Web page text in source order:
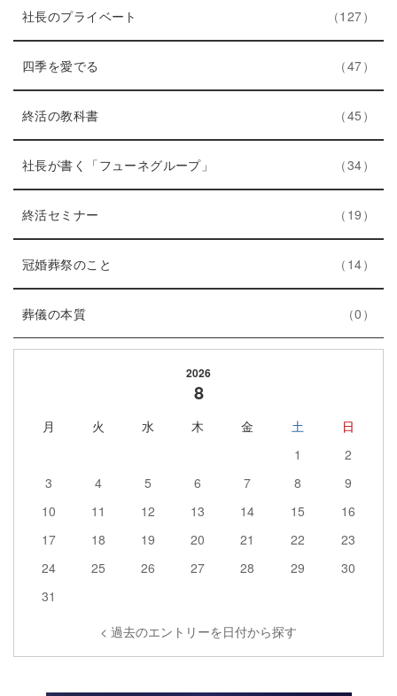
数
リ
数
社長のプライベート
ン
リ
数
127
四季を愛でる
ン
ト
リ
ー
数
47
終活の教科書エ
ン
ト
リ
数
45
件
社長が書く「フューネグループ」
ン
リ
数
34
終活セミナー
ン
ト
リ
数
19
冠婚葬祭のこと
ン
リ
14
葬儀の本質エ
ン
数
0
件
2026
8
月 火 水 木 金 土
日
1
2
3
4 5 6 7 8
9
10
11 12 13 14 15
16
17
18 19 20 21 22
23
24
25 26 27 28 29
30
31
< 過去のエントリーを日付から探す